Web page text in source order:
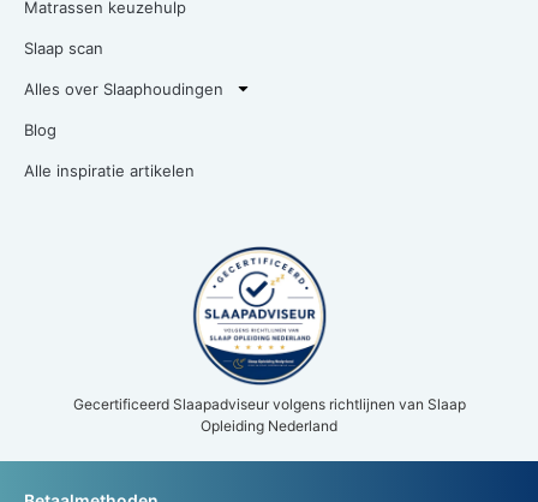
Matrassen keuzehulp
Slaap scan
Alles over Slaaphoudingen
Blog
Alle inspiratie artikelen
Gecertificeerd Slaapadviseur volgens richtlijnen van Slaap
Opleiding Nederland